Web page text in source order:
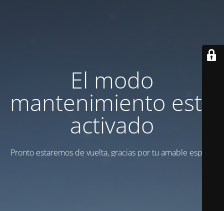
El modo
mantenimiento está
activado
Pronto estaremos de vuelta, gracias por tu amable espera